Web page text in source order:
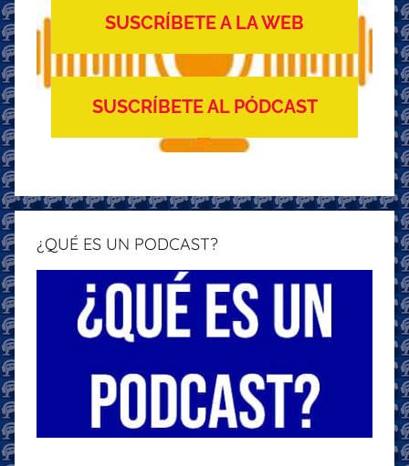
SUSCRÍBETE A LA WEB
SUSCRÍBETE AL PÓDCAST
¿QUÉ ES UN PODCAST?